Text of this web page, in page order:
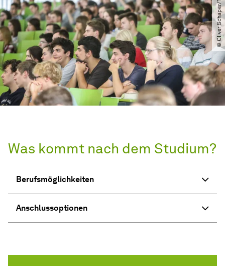
Was kommt nach dem Studium?
Berufsmöglichkeiten
Anschlussoptionen